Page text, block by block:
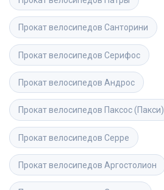
Прокат велосипедов Санторини
Прокат велосипедов Серифос
Прокат велосипедов Андрос
Прокат велосипедов Паксос (Пакси)
Прокат велосипедов Серре
Прокат велосипедов Аргостолион